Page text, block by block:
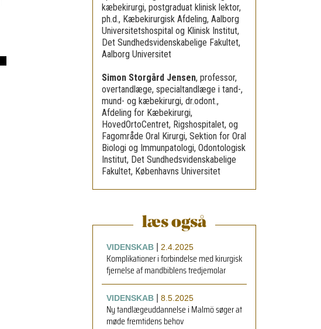
kæbekirurgi, postgraduat klinisk lektor,
ph.d., Kæbekirurgisk Afdeling, Aalborg
Universitetshospital og Klinisk Institut,
Det Sundhedsvidenskabelige Fakultet,
Aalborg Universitet
Simon Storgård Jensen, professor,
overtandlæge, specialtandlæge i tand-,
mund- og kæbekirurgi, dr.odont.,
Afdeling for Kæbekirurgi,
HovedOrtoCentret, Rigshospitalet, og
Fagområde Oral Kirurgi, Sektion for Oral
Biologi og Immunpatologi, Odontologisk
Institut, Det Sundhedsvidenskabelige
Fakultet, Københavns Universitet
læs også
VIDENSKAB| 2.4.2025
Komplikationer i forbindelse med kirurgisk
fjernelse af mandbiblens tredjemolar
VIDENSKAB| 8.5.2025
Ny tandlægeuddannelse i Malmö søger at
møde fremtidens behov